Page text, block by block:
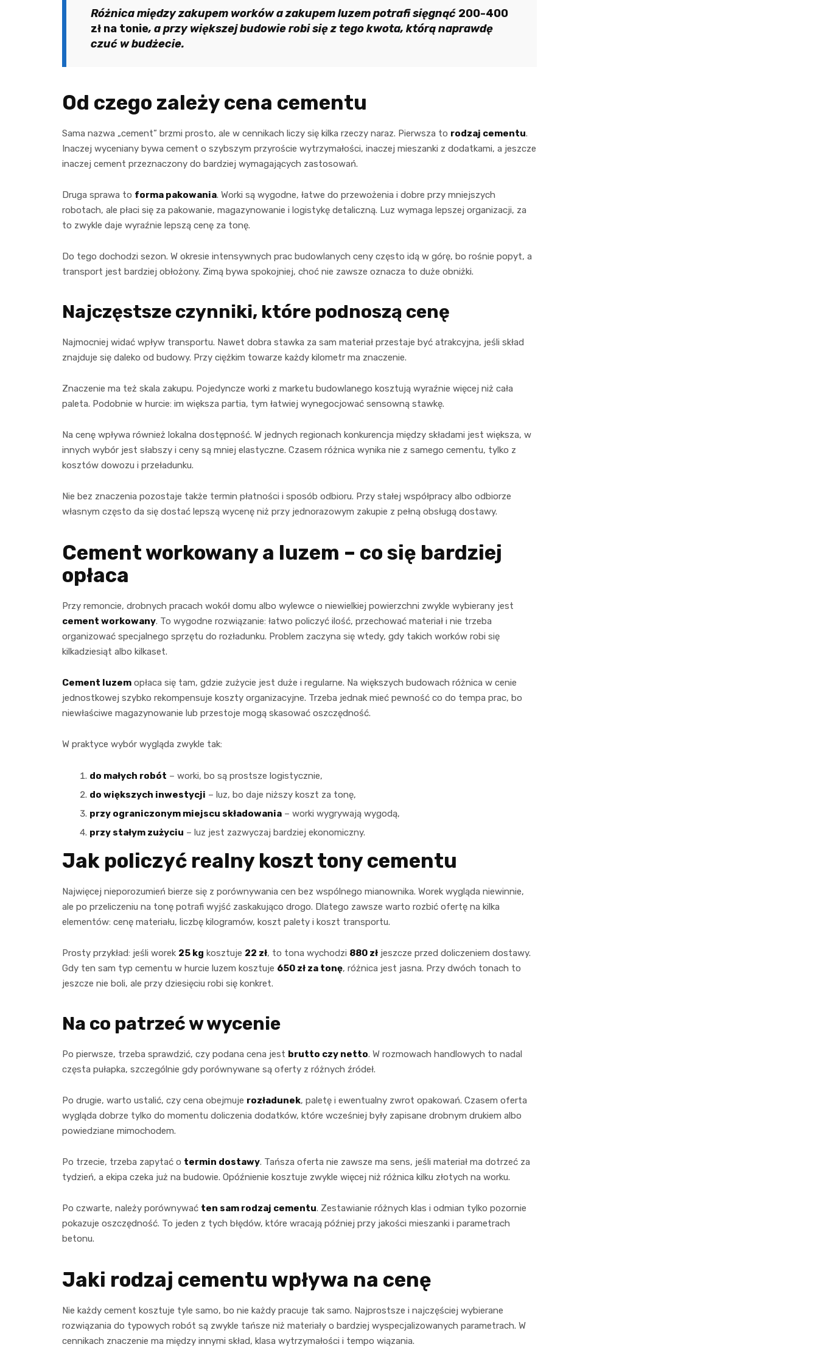
Różnica między zakupem worków a zakupem luzem potrafi sięgnąć 200-400
zł na tonie, a przy większej budowie robi się z tego kwota, którą naprawdę
czuć w budżecie.
Od czego zależy cena cementu
Sama nazwa „cement” brzmi prosto, ale w cennikach liczy się kilka rzeczy naraz. Pierwsza to rodzaj cementu.
Inaczej wyceniany bywa cement o szybszym przyroście wytrzymałości, inaczej mieszanki z dodatkami, a jeszcze
inaczej cement przeznaczony do bardziej wymagających zastosowań.
Druga sprawa to forma pakowania. Worki są wygodne, łatwe do przewożenia i dobre przy mniejszych
robotach, ale płaci się za pakowanie, magazynowanie i logistykę detaliczną. Luz wymaga lepszej organizacji, za
to zwykle daje wyraźnie lepszą cenę za tonę.
Do tego dochodzi sezon. W okresie intensywnych prac budowlanych ceny często idą w górę, bo rośnie popyt, a
transport jest bardziej obłożony. Zimą bywa spokojniej, choć nie zawsze oznacza to duże obniżki.
Najczęstsze czynniki, które podnoszą cenę
Najmocniej widać wpływ transportu. Nawet dobra stawka za sam materiał przestaje być atrakcyjna, jeśli skład
znajduje się daleko od budowy. Przy ciężkim towarze każdy kilometr ma znaczenie.
Znaczenie ma też skala zakupu. Pojedyncze worki z marketu budowlanego kosztują wyraźnie więcej niż cała
paleta. Podobnie w hurcie: im większa partia, tym łatwiej wynegocjować sensowną stawkę.
Na cenę wpływa również lokalna dostępność. W jednych regionach konkurencja między składami jest większa, w
innych wybór jest słabszy i ceny są mniej elastyczne. Czasem różnica wynika nie z samego cementu, tylko z
kosztów dowozu i przeładunku.
Nie bez znaczenia pozostaje także termin płatności i sposób odbioru. Przy stałej współpracy albo odbiorze
własnym często da się dostać lepszą wycenę niż przy jednorazowym zakupie z pełną obsługą dostawy.
Cement workowany a luzem – co się bardziej
opłaca
Przy remoncie, drobnych pracach wokół domu albo wylewce o niewielkiej powierzchni zwykle wybierany jest
cement workowany. To wygodne rozwiązanie: łatwo policzyć ilość, przechować materiał i nie trzeba
organizować specjalnego sprzętu do rozładunku. Problem zaczyna się wtedy, gdy takich worków robi się
kilkadziesiąt albo kilkaset.
Cement luzem opłaca się tam, gdzie zużycie jest duże i regularne. Na większych budowach różnica w cenie
jednostkowej szybko rekompensuje koszty organizacyjne. Trzeba jednak mieć pewność co do tempa prac, bo
niewłaściwe magazynowanie lub przestoje mogą skasować oszczędność.
W praktyce wybór wygląda zwykle tak:
do małych robót – worki, bo są prostsze logistycznie,
do większych inwestycji – luz, bo daje niższy koszt za tonę,
przy ograniczonym miejscu składowania – worki wygrywają wygodą,
przy stałym zużyciu – luz jest zazwyczaj bardziej ekonomiczny.
Jak policzyć realny koszt tony cementu
Najwięcej nieporozumień bierze się z porównywania cen bez wspólnego mianownika. Worek wygląda niewinnie,
ale po przeliczeniu na tonę potrafi wyjść zaskakująco drogo. Dlatego zawsze warto rozbić ofertę na kilka
elementów: cenę materiału, liczbę kilogramów, koszt palety i koszt transportu.
Prosty przykład: jeśli worek 25 kg kosztuje 22 zł, to tona wychodzi 880 zł jeszcze przed doliczeniem dostawy.
Gdy ten sam typ cementu w hurcie luzem kosztuje 650 zł za tonę, różnica jest jasna. Przy dwóch tonach to
jeszcze nie boli, ale przy dziesięciu robi się konkret.
Na co patrzeć w wycenie
Po pierwsze, trzeba sprawdzić, czy podana cena jest brutto czy netto. W rozmowach handlowych to nadal
częsta pułapka, szczególnie gdy porównywane są oferty z różnych źródeł.
Po drugie, warto ustalić, czy cena obejmuje rozładunek, paletę i ewentualny zwrot opakowań. Czasem oferta
wygląda dobrze tylko do momentu doliczenia dodatków, które wcześniej były zapisane drobnym drukiem albo
powiedziane mimochodem.
Po trzecie, trzeba zapytać o termin dostawy. Tańsza oferta nie zawsze ma sens, jeśli materiał ma dotrzeć za
tydzień, a ekipa czeka już na budowie. Opóźnienie kosztuje zwykle więcej niż różnica kilku złotych na worku.
Po czwarte, należy porównywać ten sam rodzaj cementu. Zestawianie różnych klas i odmian tylko pozornie
pokazuje oszczędność. To jeden z tych błędów, które wracają później przy jakości mieszanki i parametrach
betonu.
Jaki rodzaj cementu wpływa na cenę
Nie każdy cement kosztuje tyle samo, bo nie każdy pracuje tak samo. Najprostsze i najczęściej wybierane
rozwiązania do typowych robót są zwykle tańsze niż materiały o bardziej wyspecjalizowanych parametrach. W
cennikach znaczenie ma między innymi skład, klasa wytrzymałości i tempo wiązania.